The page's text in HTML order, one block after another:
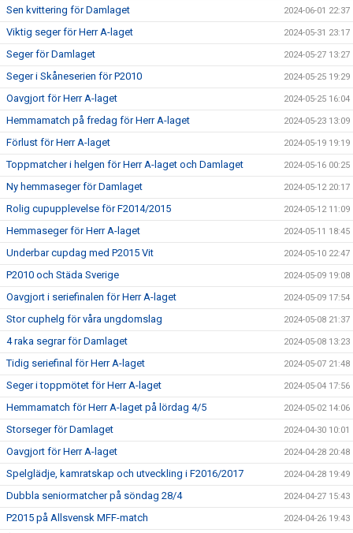
Sen kvittering för Damlaget 2024-06-01 22:37
Viktig seger för Herr A-laget 2024-05-31 23:17
Seger för Damlaget 2024-05-27 13:27
Seger i Skåneserien för P2010 2024-05-25 19:29
Oavgjort för Herr A-laget 2024-05-25 16:04
Hemmamatch på fredag för Herr A-laget 2024-05-23 13:09
Förlust för Herr A-laget 2024-05-19 19:19
Toppmatcher i helgen för Herr A-laget och Damlaget 2024-05-16 00:25
Ny hemmaseger för Damlaget 2024-05-12 20:17
Rolig cupupplevelse för F2014/2015 2024-05-12 11:09
Hemmaseger för Herr A-laget 2024-05-11 18:45
Underbar cupdag med P2015 Vit 2024-05-10 22:47
P2010 och Städa Sverige 2024-05-09 19:08
Oavgjort i seriefinalen för Herr A-laget 2024-05-09 17:54
Stor cuphelg för våra ungdomslag 2024-05-08 21:37
4 raka segrar för Damlaget 2024-05-08 13:23
Tidig seriefinal för Herr A-laget 2024-05-07 21:48
Seger i toppmötet för Herr A-laget 2024-05-04 17:56
Hemmamatch för Herr A-laget på lördag 4/5 2024-05-02 14:06
Storseger för Damlaget 2024-04-30 10:01
Oavgjort för Herr A-laget 2024-04-28 20:48
Spelglädje, kamratskap och utveckling i F2016/2017 2024-04-28 19:49
Dubbla seniormatcher på söndag 28/4 2024-04-27 15:43
P2015 på Allsvensk MFF-match 2024-04-26 19:43